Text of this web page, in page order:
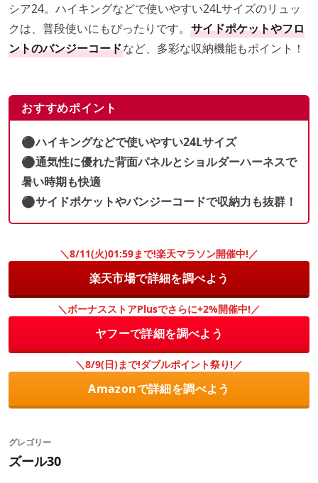
シア24。ハイキングなどで使いやすい24Lサイズのリュッ
クは、普段使いにもぴったりです。 サイドポケットやフロ
ントのバンジーコードなど、多彩な収納機能もポイント！
おすすめポイント
⚫︎ハイキングなどで使いやすい24Lサイズ
⚫︎通気性に優れた背面パネルとショルダーハーネスで
暑い時期も快適
⚫︎サイドポケットやバンジーコードで収納力も抜群！
＼8/11(火)01:59まで!楽天マラソン開催中!／
楽天市場で詳細を調べよう
＼ボーナスストアPlusでさらに+2%開催中!／
ヤフーで詳細を調べよう
＼8/9(日)まで!ダブルポイント祭り!／
Amazonで詳細を調べよう
グレゴリー
ズール30